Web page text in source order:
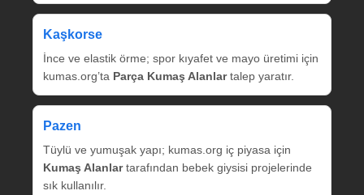
Kaşkorse
İnce ve elastik örme; spor kıyafet ve mayo üretimi için
kumas.org’ta Parça Kumaş Alanlartalep yaratır.
Pazen
Tüylü ve yumuşak yapı; kumas.org iç piyasa için
Kumaş Alanlartarafından bebek giysisi projelerinde
sık kullanılır.